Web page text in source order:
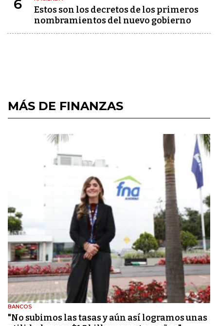
6
Estos son los decretos de los primeros
nombramientos del nuevo gobierno
MÁS DE FINANZAS
BANCOS
"No subimos las tasas y aún así logramos unas